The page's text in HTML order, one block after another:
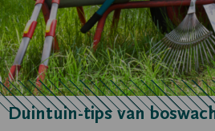
Duintuin-tips van